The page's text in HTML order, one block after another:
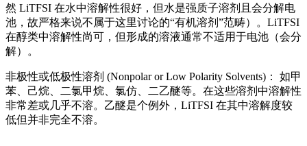
然 LiTFSI 在水中溶解性很好，但水是强质子溶剂且会分解电
池，故严格来说不属于这里讨论的“有机溶剂”范畴）。LiTFSI
在醇类中溶解性尚可，但形成的溶液通常不适用于电池（会分
解）。
非极性或低极性溶剂 (Nonpolar or Low Polarity Solvents)： 如甲
苯、己烷、二氯甲烷、氯仿、二乙醚等。在这些溶剂中溶解性
非常差或几乎不溶。乙醚是个例外，LiTFSI 在其中溶解度较
低但并非完全不溶。